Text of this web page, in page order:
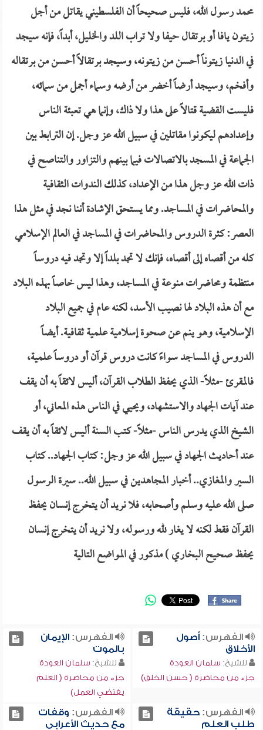
محمد رسول الله، فليس صحيحاً أن الفلسطيني يقاتل من أجل
زيتون يافا أو برتقال حيفا ولا تراب اللد والخليل، أبداً، فإنه سيجد
في الدنيا زيتوناً أحسن من زيتونه، وسيجد برتقالاً أحسن من برتقاله
وأفخم، وسيجد أرضاً أخضر من أرضه وسماء أجمل من سمائه،
فليست القضية قتالاً على هذا ولا ذاك، وإنما هي تعبئة الناس
وإعدادهم ليكونوا مقاتلين في سبيل الله عز وجل. إن الترابط بين
الجماعة في المسجد بالاتصالات فيما بينهم والتزاور والتناصح في
ذات الله عز وجل هذا من الإعداد، كذلك الندوات الثقافية
والمحاضرات في المساجد. ومما يستحق الإشادة أننا نجد في مثل هذا
العصر: كثرة الدروس والمحاضرات في المساجد في العالم الإسلامي
كله من أقصاه إلى أقصاه، فإنك لا تجد بلداً إلا وتجد فيه دروساً
منتظمة ومحاضرات منوعة في المساجد، وهذا ليس خاصاً بهذه البلاد
مع أن هذه البلاد لها نصيب الأسد، لكنه عام في جميع البلاد
الإسلامية، وهو ينم عن صحوة إسلامية علمية ثقافية. أيضاً
الدروس في المساجد سواءً كانت دروس قرآن أو دروساً علمية،
فالمقرئ -مثلاً- الذي يحفظ الطلاب القرآن، أليس لائقاً به أن يقف
عند آيات الجهاد والاستشهاد، ويحيي في الناس هذه المعاني، أو
الشيخ الذي يدرس الناس -مثلاً- كتب السنة أليس لائقاً به أن يقف
عند أحاديث الجهاد في سبيل الله عز وجل: كتاب الجهاد.. كتاب
السير والمغازي.. أخبار المجاهدين في سبيل الله.. سيرة الرسول
صلى الله عليه وسلم وأصحابه، فلا نريد أن يتخرج إنسان يحفظ
القرآن فقط لكنه لا يغار لله ورسوله، ولا نريد أن يتخرج إنسان
يحفظ صحيح البخاري ) مذكور في المواضع التالية
الفهرس:أصول
الأخلاق
للشيخ: سلمان العودة
جزء من محاضرة ( حسن الخلق)
الفهرس:الإيمان
بالموت
للشيخ: سلمان العودة
جزء من محاضرة ( العلم
يقتضي العمل)
الفهرس:حقيقة
طلب العلم
الفهرس: وقفات
مع حديث الأعرابي